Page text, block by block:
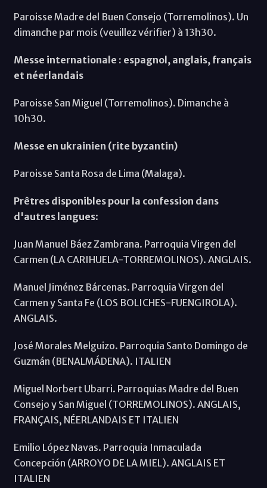
Paroisse Madre del Buen Consejo (Torremolinos). Un
dimanche par mois (veuillez vérifier) à 13h30.
Messe internationale : espagnol, anglais, français
et néerlandais
Paroisse San Miguel (Torremolinos). Dimanche à
10h30.
Messe en ukrainien (rite byzantin)
Paroisse Santa Rosa de Lima (Malaga).
Prêtres disponibles pour la confession dans
d'autres langues:
Juan Manuel Báez Zambrana. Parroquia Virgen del
Carmen (LA CARIHUELA-TORREMOLINOS). ANGLAIS.
Manuel Jiménez Bárcenas. Parroquia Virgen del
Carmen y Santa Fe (LOS BOLICHES-FUENGIROLA).
ANGLAIS.
José Morales Melguizo. Parroquia Santo Domingo de
Guzmán (BENALMÁDENA). ITALIEN
Miguel Norbert Ubarri. Parroquias Madre del Buen
Consejo y San Miguel (TORREMOLINOS). ANGLAIS,
FRANÇAIS, NÉERLANDAIS ET ITALIEN
Emilio López Navas. Parroquia Inmaculada
Concepción (ARROYO DE LA MIEL). ANGLAIS ET
ITALIEN